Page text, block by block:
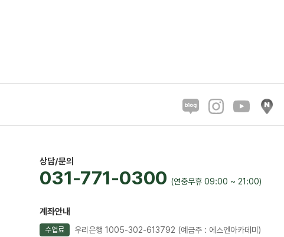
상담/문의
031-771-0300 (연중무휴 09:00 ~ 21:00)
계좌안내
수업료 우리은행 1005-302-613792 (예금주 : 에스엔아카데미)